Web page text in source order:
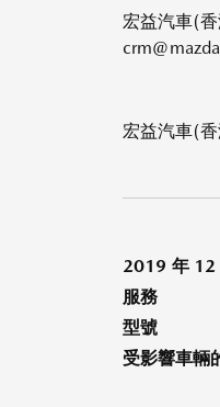
宏益汽車(
宏益汽車(
2019 年 12
服務
型號
受影響車輛